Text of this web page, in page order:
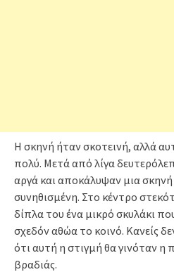
Η σκηνή ήταν σκοτεινή, αλλά
πολύ. Μετά από λίγα
αργά και αποκάλυψαν μια
συνηθισμένη. Στο κέντρο
δίπλα του ένα μικρό σκυλάκι
σχεδόν αθώα το κοινό. Κανείς
ότι αυτή η στιγμή θα γινόταν η
βραδιάς.